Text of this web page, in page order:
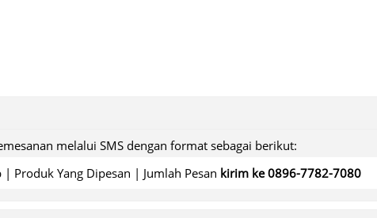
melalui SMS dengan format sebagai berikut:
Produk Yang Dipesan | Jumlah Pesan kirim ke 0896-7782-7080